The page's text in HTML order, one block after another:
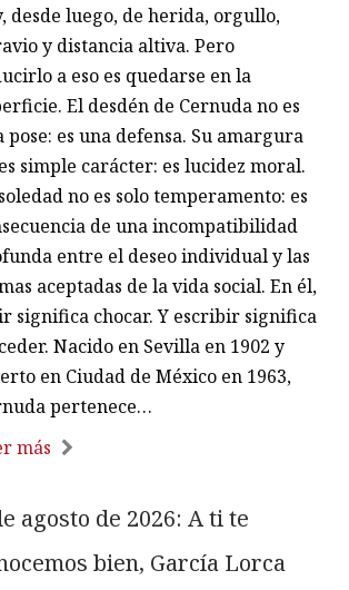
desde luego, de herida, orgullo,
y distancia altiva. Pero
a eso es quedarse en la
El desdén de Cernuda no es
pose: es una defensa. Su amargura
simple carácter: es lucidez moral.
no es solo temperamento: es
de una incompatibilidad
entre el deseo individual y las
aceptadas de la vida social. En él,
significa chocar. Y escribir significa
Nacido en Sevilla en 1902 y
en Ciudad de México en 1963,
pertenece…
más
agosto de 2026: A ti te
bien, García Lorca